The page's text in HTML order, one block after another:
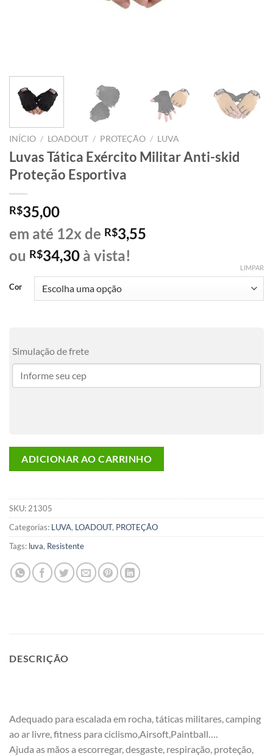
INÍCIO / LOADOUT / PROTEÇÃO / LUVA
Luvas Tática Exército Militar Anti-skid
Proteção Esportiva
R$35,00
em até 12x de R$3,55
ou R$34,30 à vista!
Cor
LIMPAR
Simulação de frete
ADICIONAR AO CARRINHO
SKU: 21305
Categorias: LUVA, LOADOUT, PROTEÇÃO
Tags: luva, Resistente
DESCRIÇÃO
Adequado para escalada em rocha, táticas militares, camping
ao ar livre, fitness para ciclismo,Airsoft,Paintball….
Ajuda as mãos a escorregar, desgaste, respiração, proteção,